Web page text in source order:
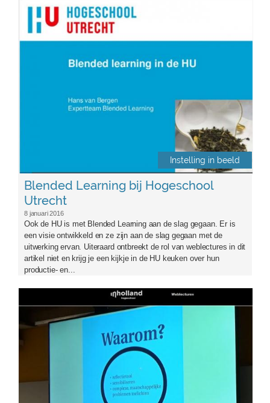
blended_learning_hu.jpg
Instelling in beeld
Blended Learning bij Hogeschool
Utrecht
8 januari 2016
Ook de HU is met Blended Learning aan de slag gegaan. Er is
een visie ontwikkeld en ze zijn aan de slag gegaan met de
uitwerking ervan. Uiteraard ontbreekt de rol van weblectures in dit
artikel niet en krijg je een kijkje in de HU keuken over hun
productie- en...
logosigme-aangepast2.png